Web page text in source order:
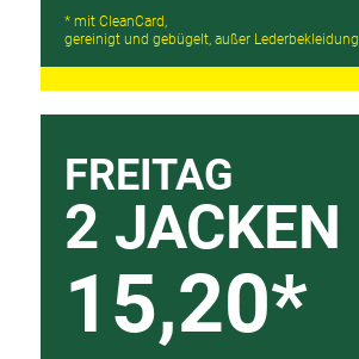
* mit CleanCard,
gereinigt und gebügelt, außer Lederbekleidung
FREITAG
2 JACKEN
15,20*